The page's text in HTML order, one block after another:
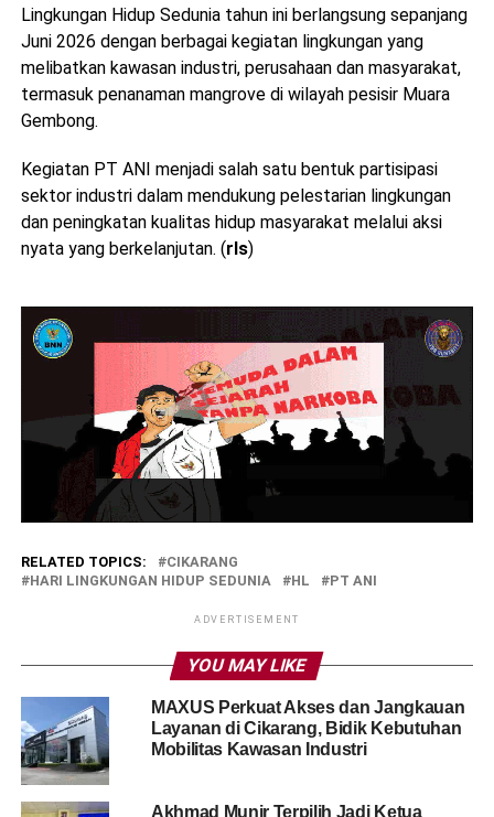
Lingkungan Hidup Sedunia tahun ini berlangsung sepanjang
Juni 2026 dengan berbagai kegiatan lingkungan yang
melibatkan kawasan industri, perusahaan dan masyarakat,
termasuk penanaman mangrove di wilayah pesisir Muara
Gembong.
Kegiatan PT ANI menjadi salah satu bentuk partisipasi
sektor industri dalam mendukung pelestarian lingkungan
dan peningkatan kualitas hidup masyarakat melalui aksi
nyata yang berkelanjutan. (rls)
RELATED TOPICS:
CIKARANG
HARI LINGKUNGAN HIDUP SEDUNIA
HL PT ANI
ADVERTISEMENT
YOU MAY LIKE
MAXUS Perkuat Akses dan Jangkauan
Layanan di Cikarang, Bidik Kebutuhan
Mobilitas Kawasan Industri
Akhmad Munir Terpilih Jadi Ketua